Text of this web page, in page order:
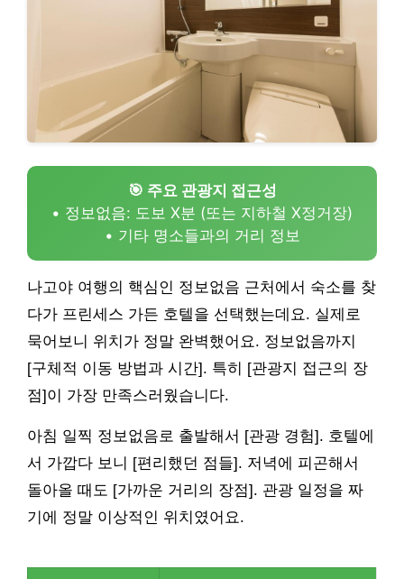
🎯 주요 관광지 접근성
• 정보없음: 도보 X분 (또는 지하철 X정거장)
• 기타 명소들과의 거리 정보
나고야 여행의 핵심인 정보없음 근처에서 숙소를 찾
다가 프린세스 가든 호텔을 선택했는데요. 실제로
묵어보니 위치가 정말 완벽했어요. 정보없음까지
[구체적 이동 방법과 시간]. 특히 [관광지 접근의 장
점]이 가장 만족스러웠습니다.
아침 일찍 정보없음로 출발해서 [관광 경험]. 호텔에
서 가깝다 보니 [편리했던 점들]. 저녁에 피곤해서
돌아올 때도 [가까운 거리의 장점]. 관광 일정을 짜
기에 정말 이상적인 위치였어요.